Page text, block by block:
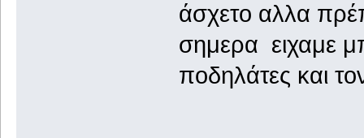
άσχετο αλλα
σημερα ειχαμε
ποδηλάτες και